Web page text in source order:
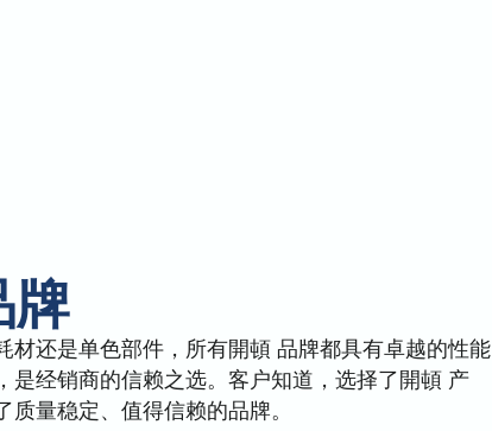
牌
材还是单色部件，所有開頓 品牌都具有卓越的性能
是经销商的信赖之选。客户知道，选择了開頓 产
质量稳定、值得信赖的品牌。